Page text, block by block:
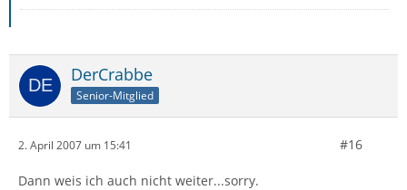
DerCrabbe
Senior-Mitglied
2. April 2007 um 15:41 #16
Dann weis ich auch nicht weiter...sorry.